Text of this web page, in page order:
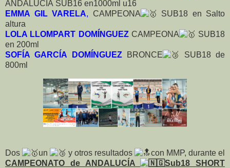
ANDALUCÍA SUB16 en1000ml u16
EMMA GIL VARELA, CAMPEONA
SUB18 en Salto
altura
LOLA LLOMPART DOMÍNGUEZCAMPEONA
SUB18
en 200ml
SOFÍA GARCÍA DOMÍNGUEZ
BRONCE
SUB18 de
800ml
Dos un y otros resultados
con MMP, durante el
CAMPEONATO de ANDALUCÍA
Sub18 SHORT